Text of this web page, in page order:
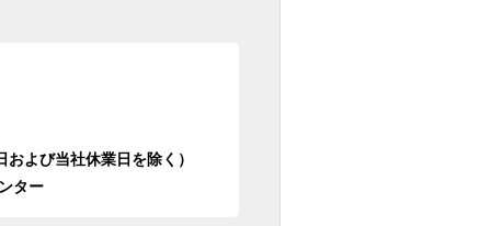
よび当社休業日を除く）
ター